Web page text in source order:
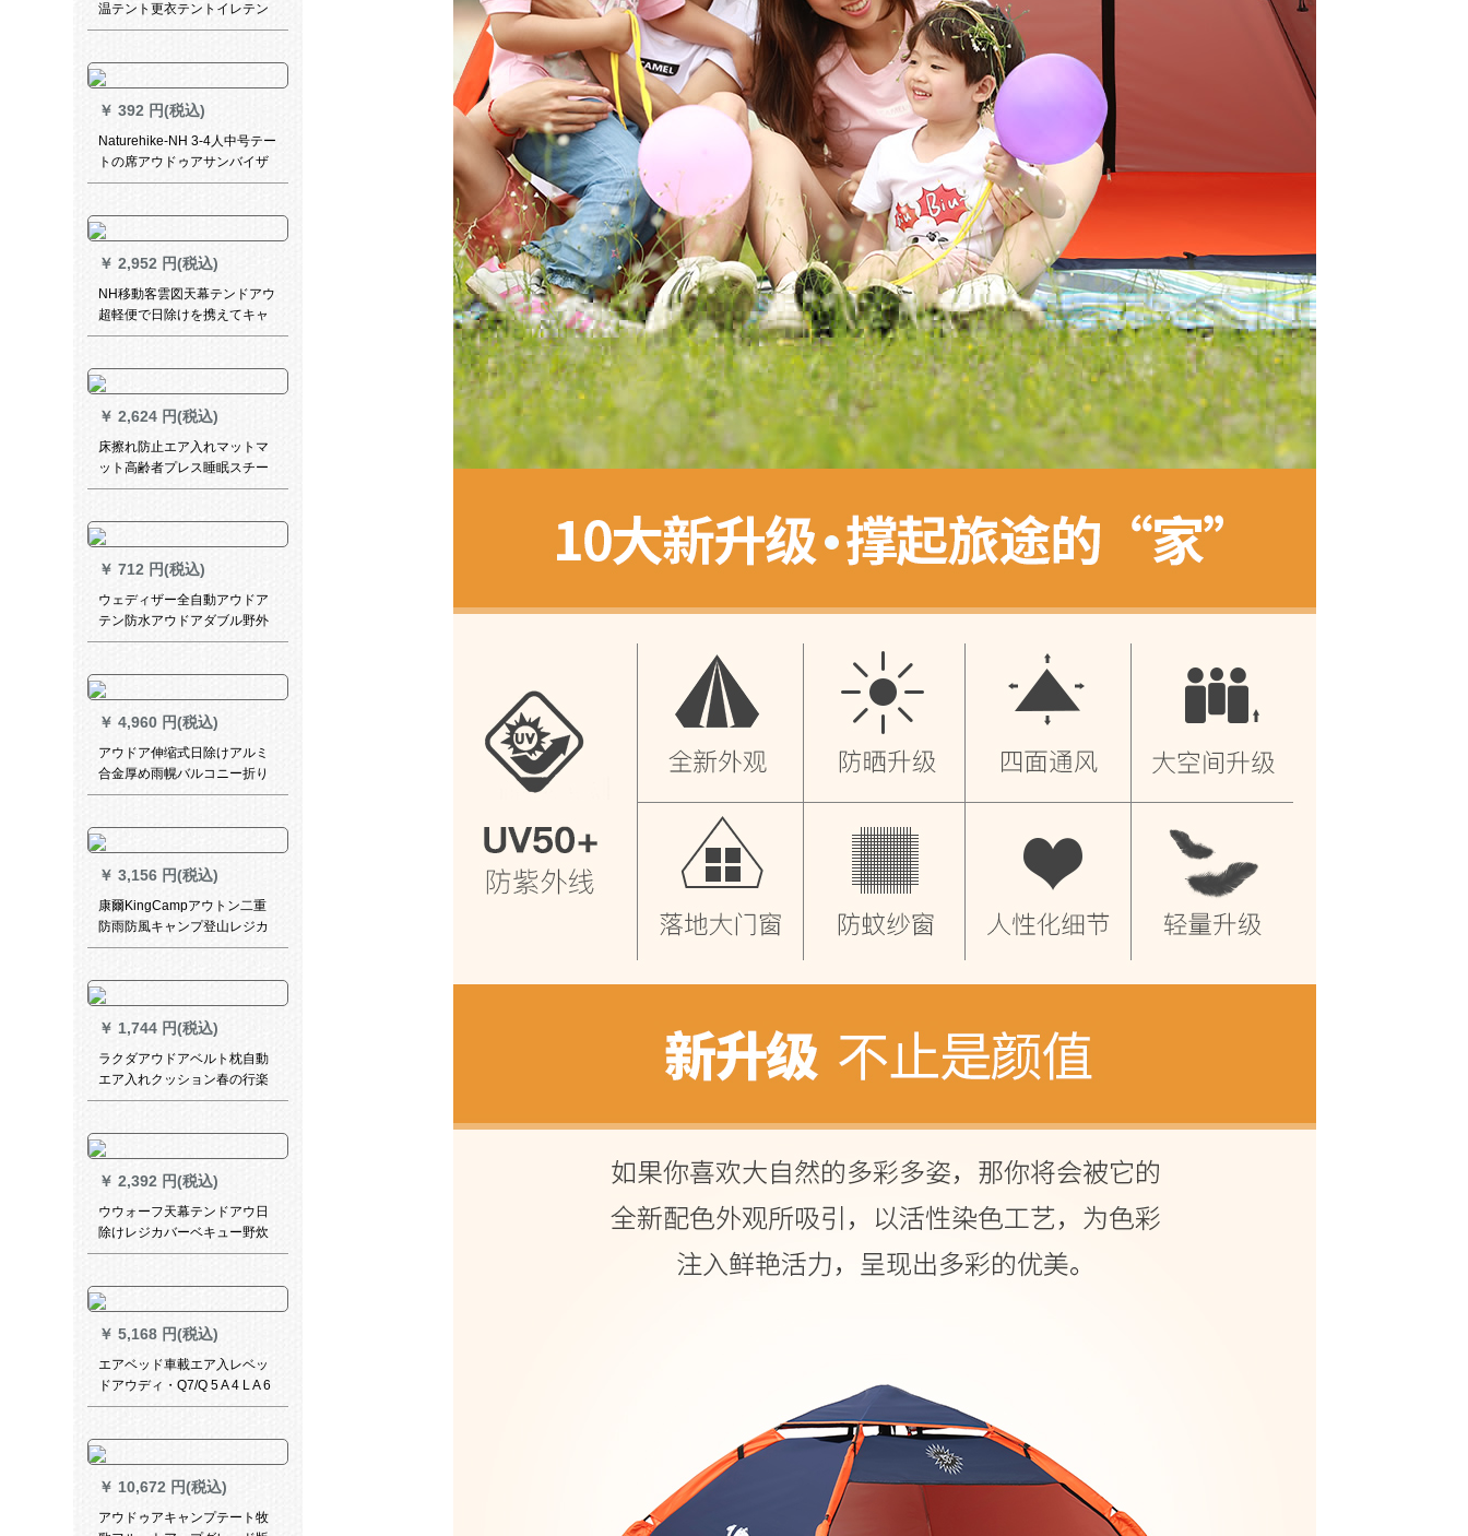
温テント更衣テントイレテン
風呂着替える服防風光テント
￥ 392 円(税込)
Naturehike-NH 3-4人中号テー
トの席アウドゥアサンバイザ
ー天幕宝青（地くぎを除く）
m/3-4人です。
￥ 2,952 円(税込)
NH移動客雲図天幕テンドアウ
超軽便で日除けを携えてキャ
ンプします。防水日除けは霧
￥ 2,624 円(税込)
床擦れ防止エア入れマットマ
ット高齢者プレス睡眠スチー
ムパッドシンゲル厚い寝床不
エアベックダーブラケットベ
ッド沖エベッドC 01波动ジェ
ット睡眠普通型【紺厚めタイ
プ】190x 90 x 8 cm
￥ 712 円(税込)
ウェディザー全自動アウドア
テン防水アウドアダブル野外
ビーチテート3-4人テートセッ
ト防止パッドをプレゼント）
￥ 4,960 円(税込)
アウドア伸缩式日除けアルミ
合金厚め雨幌バルコニー折り
たたみたたみたたみたたみ天
ー雨よけポンカスタマイズサ
イズ印刷文字特太长3 m*伸縮
2.5 m
￥ 3,156 円(税込)
康爾KingCampアウトン二重
防雨防風キャンプ登山レジカ
カーレジャーテート超軽量携
￥ 1,744 円(税込)
ラクダアウドアベルト枕自動
エア入れクッション春の行楽
キャンプダンベル湿防止マッ
￥ 2,392 円(税込)
ウウォーフ天幕テンドアウ日
除けレジカバーベキュー野炊
日よけ防水テンアワイドシー
*5メートルラクダ色
￥ 5,168 円(税込)
エアベッド車載エア入レベッ
ドアウディ・Q7/Q 5 A 4 L A 6
L後列専用エベド旅行寝具多機
宝石青
￥ 10,672 円(税込)
アウドゥアキャンプテート牧